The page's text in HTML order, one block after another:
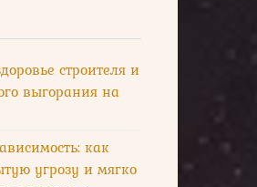
строителя и
выгорания на
как
угрозу и мягко